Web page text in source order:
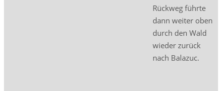
Rückweg führte
dann weiter oben
durch den Wald
wieder zurück
nach Balazuc.